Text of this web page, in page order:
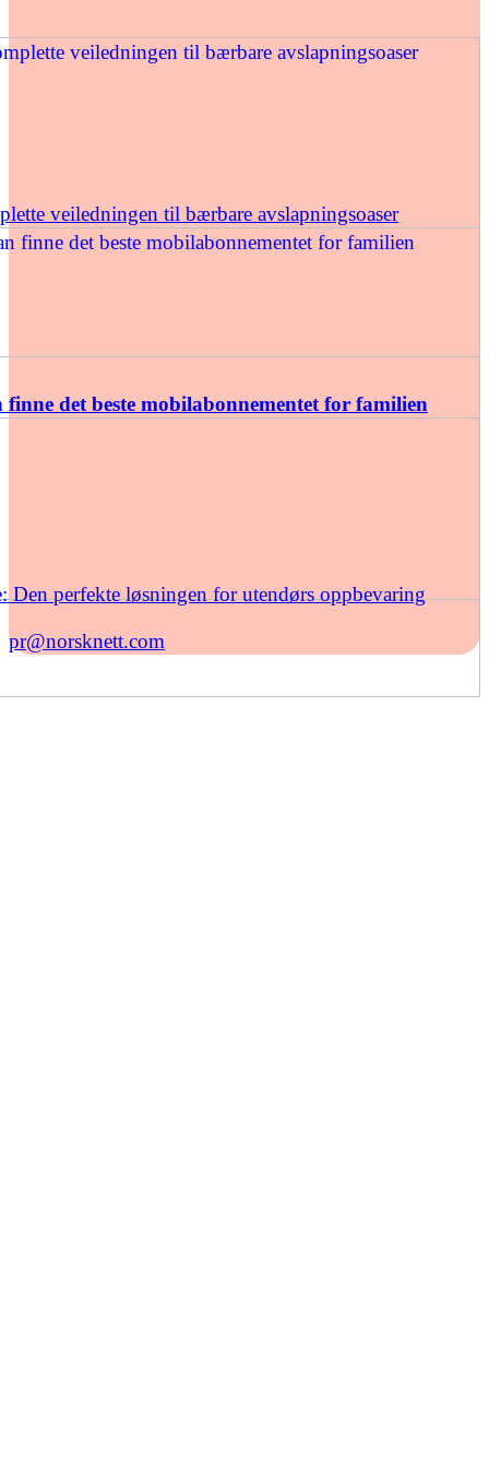
veiledningen til bærbare avslapningsoaser
det beste mobilabonnementet for familien
Den perfekte løsningen for utendørs oppbevaring
pr@norsknett.com